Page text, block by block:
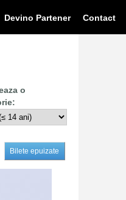
Devino Partener Contact